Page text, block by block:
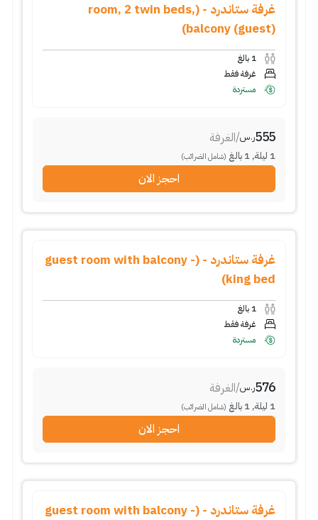
غرفة ستاندرد - (room, 2 twin beds,
balcony (guest))
1 بالغ
غرفة فقط
مستردة
555ر.س/الغرفة
1 ليلة,
1 بالغ (شامل الضرائب)
احجز الان
غرفة ستاندرد - (guest room with balcony -
king bed)
1 بالغ
غرفة فقط
مستردة
576ر.س/الغرفة
1 ليلة,
1 بالغ (شامل الضرائب)
احجز الان
غرفة ستاندرد - (guest room with balcony -